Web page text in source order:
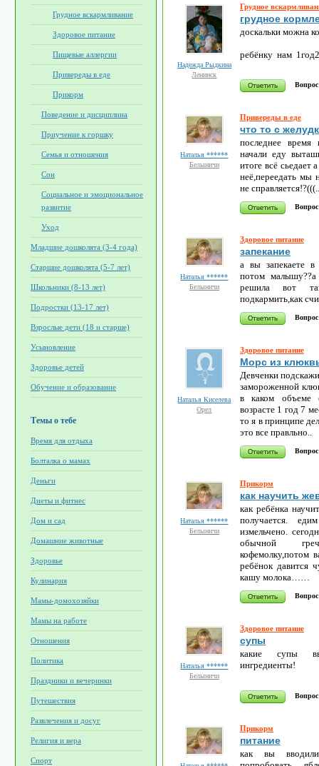
Грудное вскармливание
Здоровое питание
Пищевые аллергии
Привереды в еде
Прикорм
Поведение и дисциплина
Приучение к горшку
Семья и отношения
Сон
Социальное и эмоциональное
развитие
Уход
Младшие дошколята (3-4 года)
Старшие дошколята (5-7 лет)
Школьники (8-13 лет)
Подростки (13-17 лет)
Взрослые дети (18 и старше)
Усыновление
Здоровье детей
Обучение и образование
Темы о тебе
Время для отдыха
Болталка о мамах
Деньги
Диеты и фитнес
Дом и сад
Домашние животные
Здоровье
Кулинария
Мамы-домохозяйки
Мамы на работе
Отношения
Политика
Праздники и вечеринки
Путешествия
Развлечения и досуг
Религия и вера
Спорт
Надежда Рыдкина
Ленинск
Грудное
грудное
доскальки можна
ребёнку нам
Вопрос
Наталья ******
Белыничи
Привереды в еде
что то с
последнее
начали еду
итоге всё сьедает
неё,переедать мы
не
Вопрос
Наталья ******
Белыничи
Здоровое питание
запекание
а вы запекаете в
потом
решила вот
подкармить,как
Вопрос
Наталья Киселева
Орел
Здоровое питание
Морс из
Девченки
замороженной
в каком объеме
возрасте 1 год 7
то я в принципе
это все правльно..
Вопрос
Наталья ******
Белыничи
Прикорм
как научить
как ребёнка
получается.
измельчено.
обычной
кофемолку,потом
ребёнок давится
кашу молока……
Вопрос
Наталья ******
Белыничи
Здоровое питание
супы
какие супы вы
ингредиенты!
Вопрос
Прикорм
питание
как вы